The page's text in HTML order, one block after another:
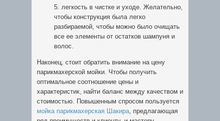
легкость в чистке и уходе. Желательно,
чтобы конструкция была легко
разбираемой, чтобы можно было очищать
все ее элементы от остатков шампуня и
волос.
Наконец, стоит обратить внимание на цену
парикмахерской мойки. Чтобы получить
оптимальное соотношение цены и
характеристик, найти баланс между качеством и
стоимостью. Повышенным спросом пользуется
мойка парикмахерская Шакира, предлагающая